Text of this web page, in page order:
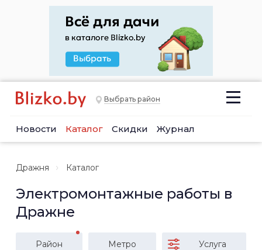
Выбрать район
Новости Каталог Скидки Журнал
Дражня Каталог
Электромонтажные работы в
Дражне
Район Метро Услуга